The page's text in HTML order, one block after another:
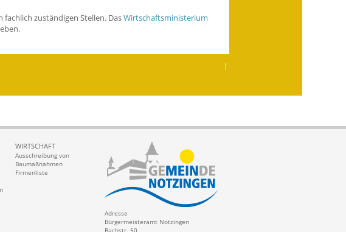
zuständigen Stellen. DasWirtschaftsministerium
|
WIRTSCHAFT
Ausschreibung von
Baumaßnahmen
Firmenliste
Adresse
Bürgermeisteramt Notzingen
Bachstr. 50